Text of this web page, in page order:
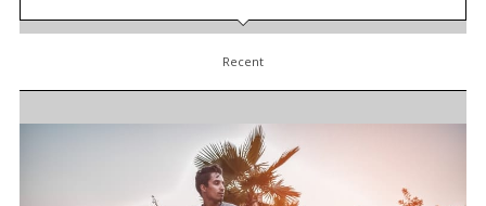
Recent